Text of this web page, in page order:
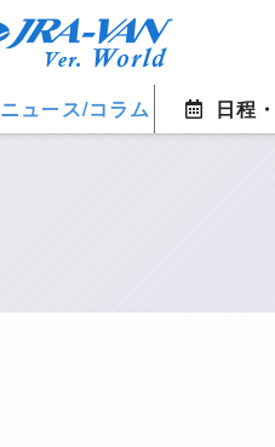
ニュース/コラム 日程